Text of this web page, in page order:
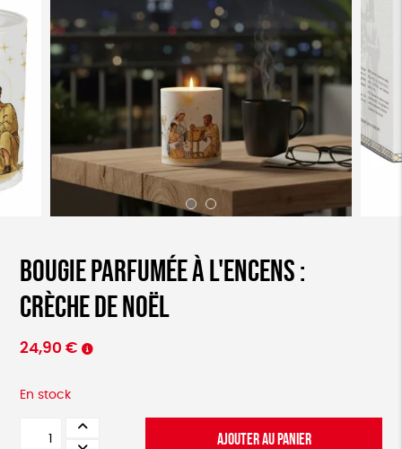
Bougie parfumée à l'encens :
crèche de Noël
24,90 €
En stock
AJOUTER AU PANIER